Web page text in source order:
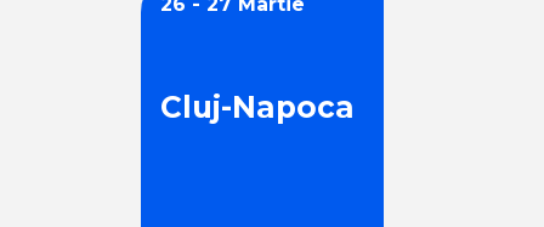
Cluj-Napoca